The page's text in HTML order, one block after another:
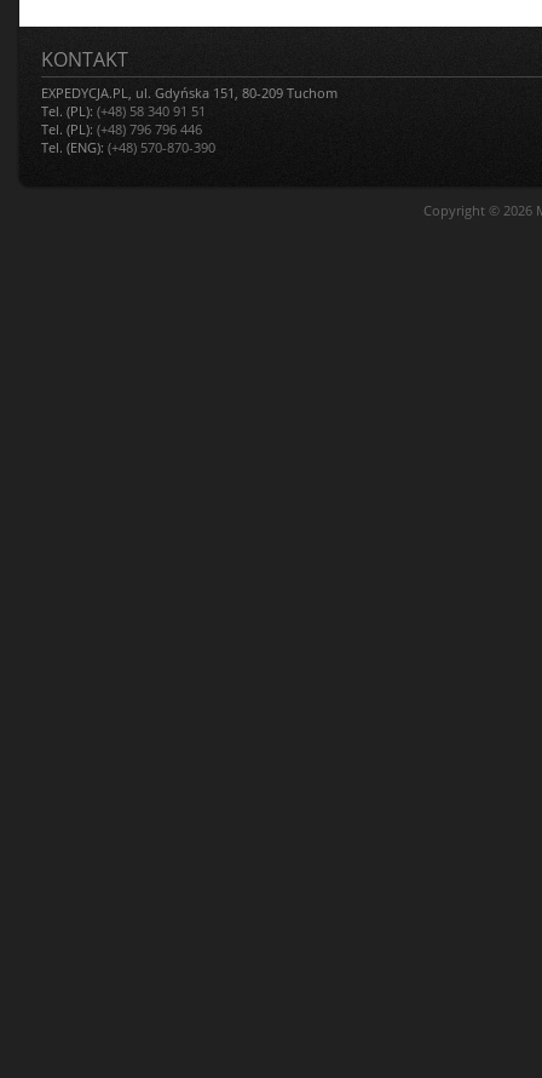
KONTAKT
EXPEDYCJA.PL, ul. Gdyńska 151, 80-209 Tuchom
Tel. (PL): (+48) 58 340 91 51
Tel. (PL): (+48) 796 796 446
Tel. (ENG): (+48) 570-870-390
Copyright © 2026